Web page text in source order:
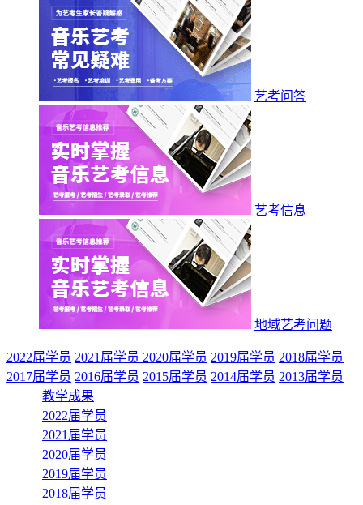
艺考问答
艺考信息
地域艺考问题
2022届学员 2021届学员 2020届学员 2019届学员 2018届学员
2017届学员 2016届学员 2015届学员 2014届学员 2013届学员
教学成果
2022届学员
2021届学员
2020届学员
2019届学员
2018届学员